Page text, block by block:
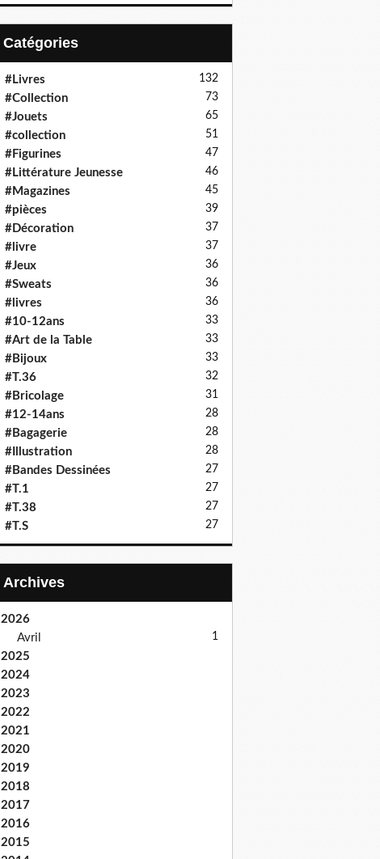
Catégories
#Livres 132
#Collection 73
#Jouets 65
#collection 51
#Figurines 47
#Littérature Jeunesse 46
#Magazines 45
#pièces 39
#Décoration 37
#livre 37
#Jeux 36
#Sweats 36
#livres 36
#10-12ans 33
#Art de la Table 33
#Bijoux 33
#T.36 32
#Bricolage 31
#12-14ans 28
#Bagagerie 28
#Illustration 28
#Bandes Dessinées 27
#T.1 27
#T.38 27
#T.S 27
Archives
2026
Avril
1
2025
2024
2023
2022
2021
2020
2019
2018
2017
2016
2015